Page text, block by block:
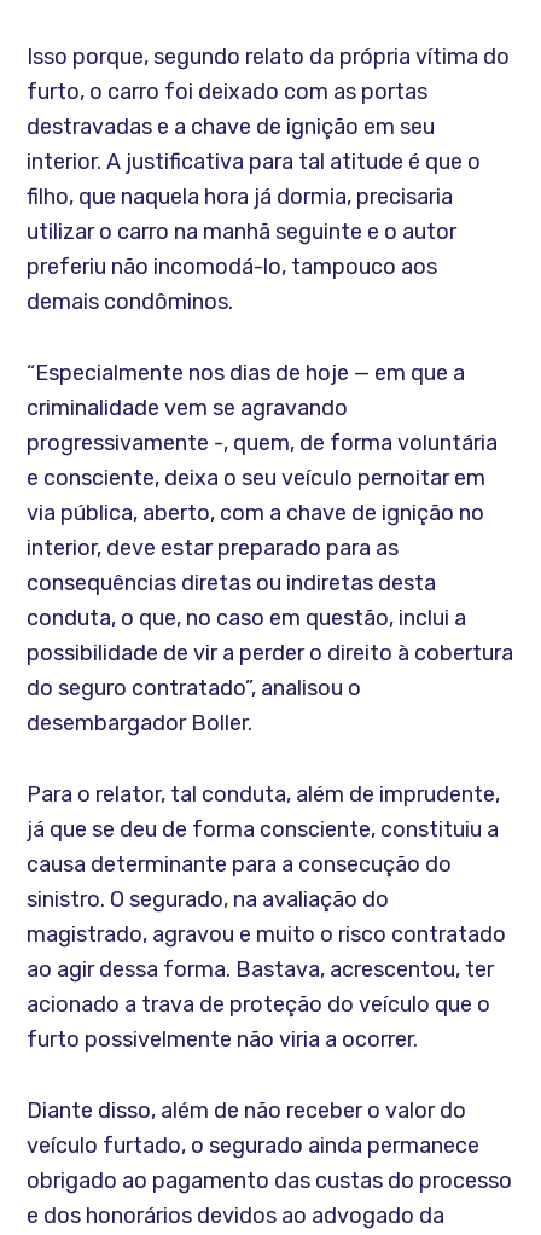
Isso porque, segundo relato da própria vítima do
furto, o carro foi deixado com as portas
destravadas e a chave de ignição em seu
interior. A justificativa para tal atitude é que o
filho, que naquela hora já dormia, precisaria
utilizar o carro na manhã seguinte e o autor
preferiu não incomodá-lo, tampouco aos
demais condôminos.
“Especialmente nos dias de hoje — em que a
criminalidade vem se agravando
progressivamente -, quem, de forma voluntária
e consciente, deixa o seu veículo pernoitar em
via pública, aberto, com a chave de ignição no
interior, deve estar preparado para as
consequências diretas ou indiretas desta
conduta, o que, no caso em questão, inclui a
possibilidade de vir a perder o direito à cobertura
do seguro contratado”, analisou o
desembargador Boller.
Para o relator, tal conduta, além de imprudente,
já que se deu de forma consciente, constituiu a
causa determinante para a consecução do
sinistro. O segurado, na avaliação do
magistrado, agravou e muito o risco contratado
ao agir dessa forma. Bastava, acrescentou, ter
acionado a trava de proteção do veículo que o
furto possivelmente não viria a ocorrer.
Diante disso, além de não receber o valor do
veículo furtado, o segurado ainda permanece
obrigado ao pagamento das custas do processo
e dos honorários devidos ao advogado da